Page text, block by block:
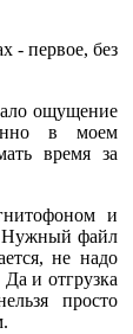
- первое, без
ощущение
в моем
время за
и
Нужный файл
не надо
и отгрузка
просто